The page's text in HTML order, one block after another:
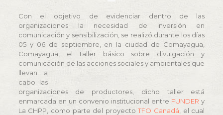
Con el objetivo de evidenciar dentro de las
organizaciones la necesidad de inversión en
comunicación y sensibilización, se realizó durante los días
05 y 06 de septiembre, en la ciudad de Comayagua,
Comayagua, el taller básico sobre divulgación y
comunicación de las acciones sociales y ambientales que
llevan a
cabo las
organizaciones de productores, dicho taller está
enmarcada en un convenio institucional entre FUNDER y
La CHPP, como parte del proyectoTFO Canadá , el cual